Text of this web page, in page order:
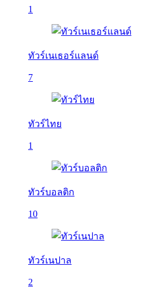
1
ทัวร์เนเธอร์แลนด์
7
ทัวร์ไทย
1
ทัวร์บอลติก
10
ทัวร์เนปาล
2